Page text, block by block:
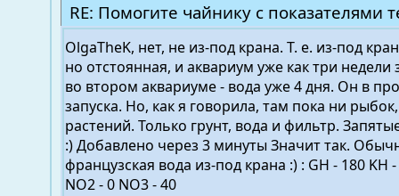
RE: Помогите чайнику с показателями
OlgaTheK, нет, не из-под крана. Т. е. из-под
но отстоянная, и аквариум уже как три
во втором аквариуме - вода уже 4 дня. Он в
запуска. Но, как я говорила, там пока ни
растений. Только грунт, вода и фильтр.
:) Добавлено через 3 минуты Значит так.
французская вода из-под крана :) : GH - 180 KH
NO2 - 0 NO3 - 40